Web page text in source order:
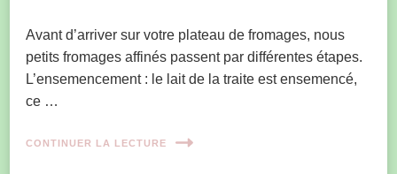
Avant d’arriver sur votre plateau de fromages, nous
petits fromages affinés passent par différentes étapes.
L’ensemencement : le lait de la traite est ensemencé,
ce …
CONTINUER LA LECTURE